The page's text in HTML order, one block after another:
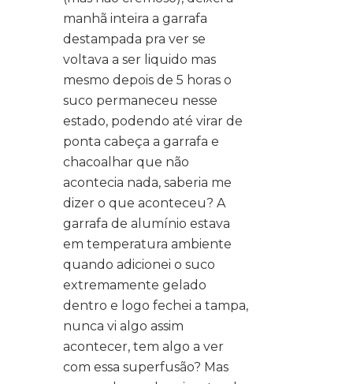
manhã inteira a garrafa
destampada pra ver se
voltava a ser liquido mas
mesmo depois de 5 horas o
suco permaneceu nesse
estado, podendo até virar de
ponta cabeça a garrafa e
chacoalhar que não
acontecia nada, saberia me
dizer o que aconteceu? A
garrafa de alumínio estava
em temperatura ambiente
quando adicionei o suco
extremamente gelado
dentro e logo fechei a tampa,
nunca vi algo assim
acontecer, tem algo a ver
com essa superfusão? Mas